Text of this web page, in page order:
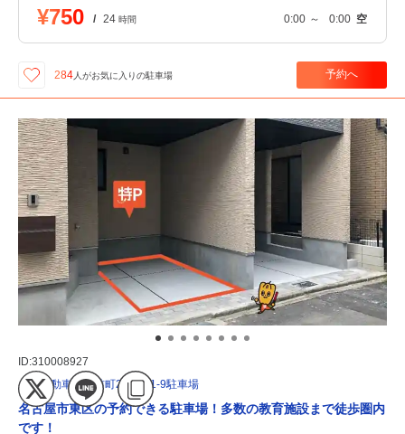
¥750 / 24 時間 0:00 ～ 0:00 空
284 人がお気に入りの駐車場 予約へ
ID:310008927
《軽自動車》豊前町2丁目41-9駐車場
名古屋市東区の予約できる駐車場！多数の教育施設まで徒歩圏内
です！